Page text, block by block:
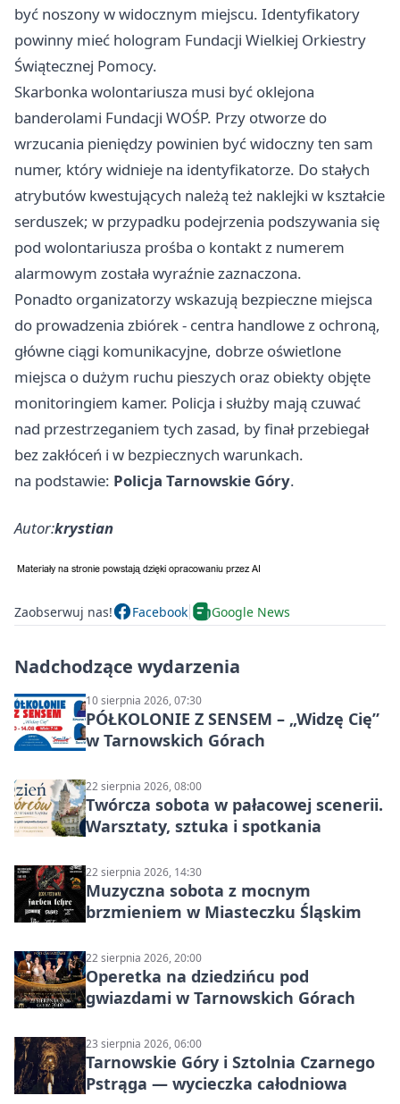
być noszony w widocznym miejscu. Identyfikatory
powinny mieć hologram Fundacji Wielkiej Orkiestry
Świątecznej Pomocy.
Skarbonka wolontariusza musi być oklejona
banderolami Fundacji WOŚP. Przy otworze do
wrzucania pieniędzy powinien być widoczny ten sam
numer, który widnieje na identyfikatorze. Do stałych
atrybutów kwestujących należą też naklejki w kształcie
serduszek; w przypadku podejrzenia podszywania się
pod wolontariusza prośba o kontakt z numerem
alarmowym została wyraźnie zaznaczona.
Ponadto organizatorzy wskazują bezpieczne miejsca
do prowadzenia zbiórek - centra handlowe z ochroną,
główne ciągi komunikacyjne, dobrze oświetlone
miejsca o dużym ruchu pieszych oraz obiekty objęte
monitoringiem kamer. Policja i służby mają czuwać
nad przestrzeganiem tych zasad, by finał przebiegał
bez zakłóceń i w bezpiecznych warunkach.
na podstawie: Policja Tarnowskie Góry.
Autor:krystian
Zaobserwuj nas! Facebook Google News
Nadchodzące wydarzenia
10 sierpnia 2026, 07:30
PÓŁKOLONIE Z SENSEM – „Widzę Cię”
w Tarnowskich Górach
22 sierpnia 2026, 08:00
Twórcza sobota w pałacowej scenerii.
Warsztaty, sztuka i spotkania
22 sierpnia 2026, 14:30
Muzyczna sobota z mocnym
brzmieniem w Miasteczku Śląskim
22 sierpnia 2026, 20:00
Operetka na dziedzińcu pod
gwiazdami w Tarnowskich Górach
23 sierpnia 2026, 06:00
Tarnowskie Góry i Sztolnia Czarnego
Pstrąga — wycieczka całodniowa